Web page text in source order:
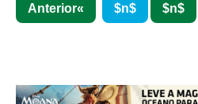
Anterior $n$ $n$